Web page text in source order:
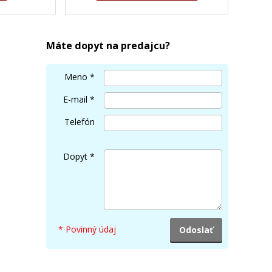
Máte dopyt na predajcu?
Meno *
E-mail *
Telefón
Dopyt *
* Povinný údaj